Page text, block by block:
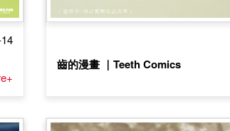
齒的漫畫 ｜Teeth Comics